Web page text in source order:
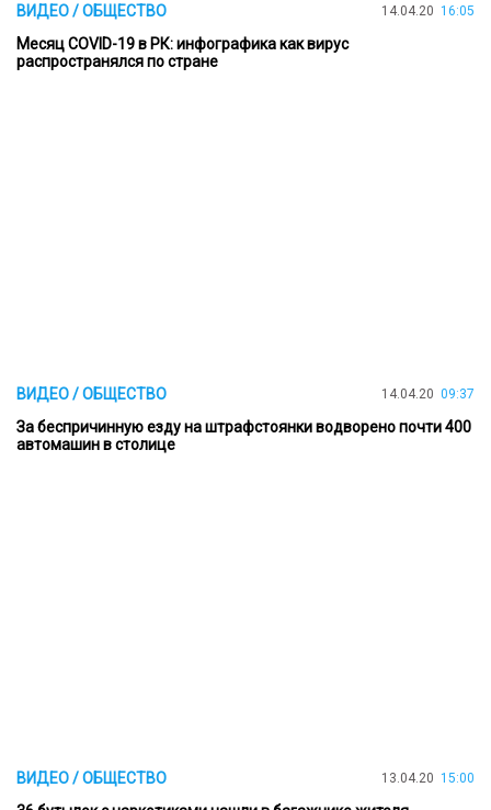
ВИДЕО / ОБЩЕСТВО 14.04.20 16:05
Месяц COVID-19 в РК: инфографика как вирус
распространялся по стране
ВИДЕО / ОБЩЕСТВО 14.04.20 09:37
За беспричинную езду на штрафстоянки водворено почти 400
автомашин в столице
ВИДЕО / ОБЩЕСТВО 13.04.20 15:00